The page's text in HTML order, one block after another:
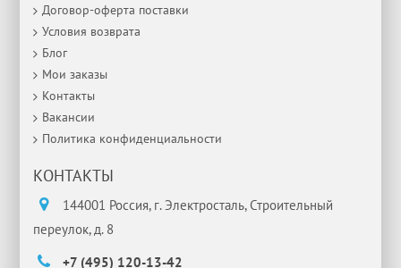
Договор-оферта поставки
Условия возврата
Блог
Мои заказы
Контакты
Вакансии
Политика конфиденциальности
КОНТАКТЫ
144001 Россия, г. Электросталь, Строительный
переулок, д. 8
+7 (495) 120-13-42